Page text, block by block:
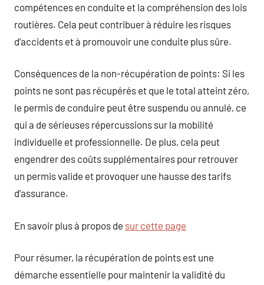
compétences en conduite et la compréhension des lois
routières. Cela peut contribuer à réduire les risques
d’accidents et à promouvoir une conduite plus sûre.
Conséquences de la non-récupération de points: Si les
points ne sont pas récupérés et que le total atteint zéro,
le permis de conduire peut être suspendu ou annulé, ce
qui a de sérieuses répercussions sur la mobilité
individuelle et professionnelle. De plus, cela peut
engendrer des coûts supplémentaires pour retrouver
un permis valide et provoquer une hausse des tarifs
d’assurance.
En savoir plus à propos de sur cette page
Pour résumer, la récupération de points est une
démarche essentielle pour maintenir la validité du